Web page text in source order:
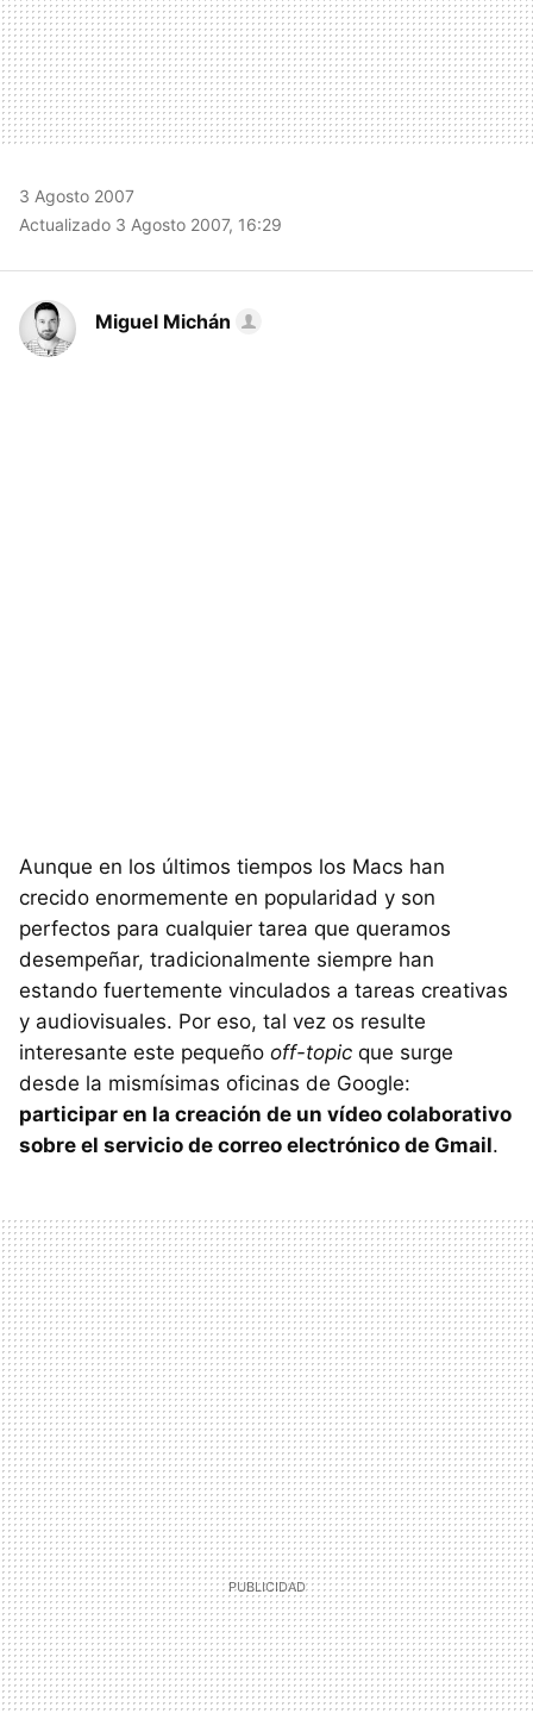
3 Agosto 2007
Actualizado 3 Agosto 2007, 16:29
Miguel Michán
Aunque en los últimos tiempos los Macs han
crecido enormemente en popularidad y son
perfectos para cualquier tarea que queramos
desempeñar, tradicionalmente siempre han
estando fuertemente vinculados a tareas creativas
y audiovisuales. Por eso, tal vez os resulte
interesante este pequeño off-topic que surge
desde la mismísimas oficinas de Google:
participar en la creación de un vídeo colaborativo
sobre el servicio de correo electrónico de Gmail.